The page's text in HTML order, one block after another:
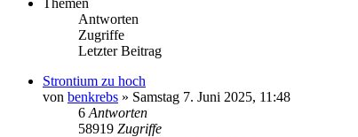
Antworten
Zugriffe
Letzter Beitrag
Strontium zu hoch
von benkrebs » Samstag 7. Juni 2025, 11:48
6 Antworten
58919 Zugriffe